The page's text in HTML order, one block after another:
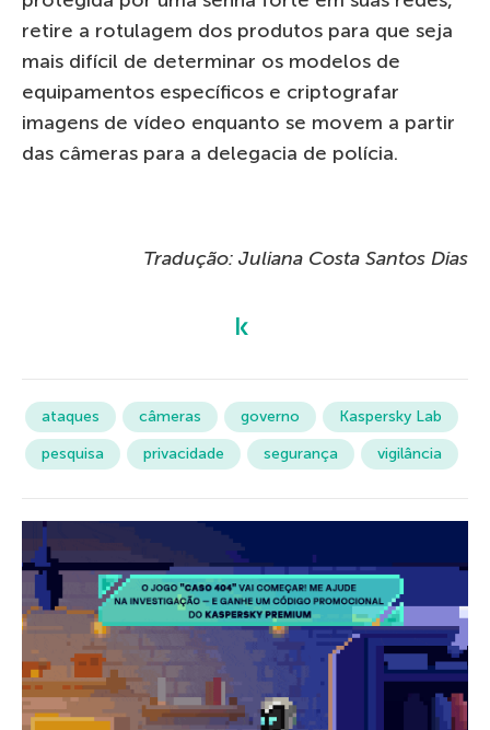
retire a rotulagem dos produtos para que seja
mais difícil de determinar os modelos de
equipamentos específicos e criptografar
imagens de vídeo enquanto se movem a partir
das câmeras para a delegacia de polícia.
Tradução: Juliana Costa Santos Dias
ataques câmeras governo
Kaspersky Lab
pesquisa
privacidade segurança vigilância